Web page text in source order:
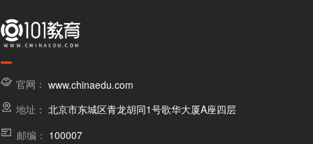
官网： www.chinaedu.com
地址： 北京市东城区青龙胡同1号歌华大厦A座四层
邮编： 100007